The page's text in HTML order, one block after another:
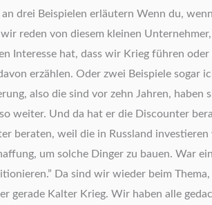
drei Beispielen erläutern Wenn du,
reden von diesem kleinen
Interesse hat, dass wir Krieg führen
erzählen. Oder zwei Beispiele
also die sind vor zehn Jahren,
weiter. Und da hat er die Discounter
beraten, weil die in Russland
um solche Dinger zu bauen. War
Da sind wir wieder beim
gerade Kalter Krieg. Wir haben alle